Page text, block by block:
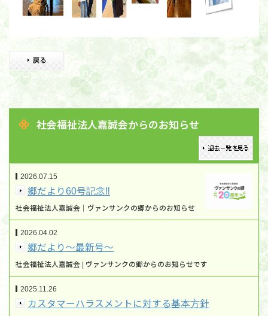
社会福祉法人嘉誠会からのお知らせ
2026.07.15
郷だより60号記念‼
社会福祉法人嘉誠会｜ヴァンサンクの郷からのお知らせ
2026.04.02
郷だより～最新号～
社会福祉法人嘉誠会 | ヴァンサンクの郷からのお知らせです
2025.11.26
カスタマーハラスメントに対する基本方針